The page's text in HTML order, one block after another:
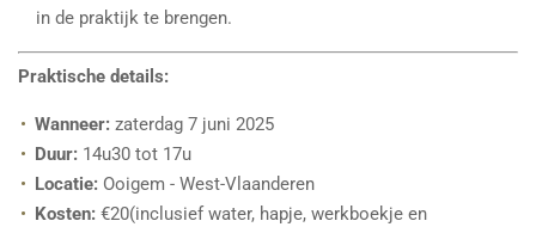
in de praktijk te brengen.
Praktische details:
Wanneer: zaterdag 7 juni 2025
Duur: 14u30 tot 17u
Locatie: Ooigem - West-Vlaanderen
Kosten: €20(inclusief water, hapje, werkboekje en